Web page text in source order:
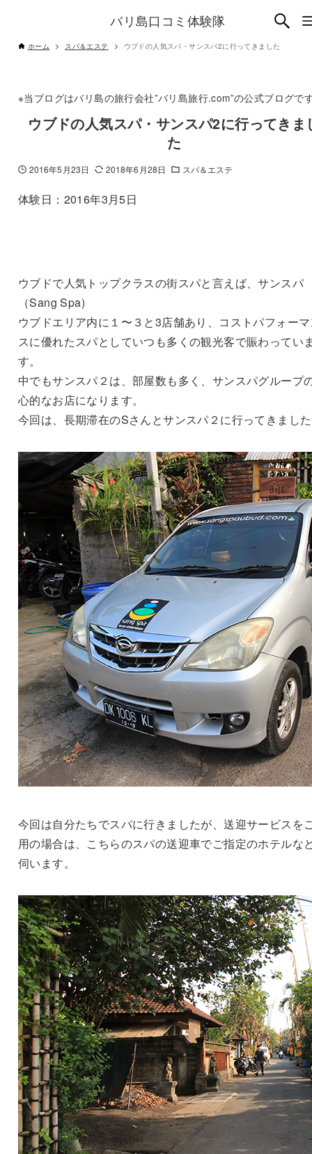
バリ島口コミ体験隊
ホーム スパ＆エステ ウブドの人気スパ・サンスパ2に行ってきました
※当ブログはバリ島の旅行会社”バリ島旅行.com”の公式ブログで
ウブドの人気スパ・サンスパ2に行ってきま
た
2016年5月23日 2018年6月28日 スパ＆エステ
体験日：2016年3月5日
ウブドで人気トップクラスの街スパと言えば、サンスパ
（Sang Spa)
ウブドエリア内に１〜３と3店舗あり、コストパフォー
スに優れたスパとしていつも多くの観光客で賑わってい
す。
中でもサンスパ２は、部屋数も多く、サンスパグループ
心的なお店になります。
今回は、長期滞在のSさんとサンスパ２に行ってきまし
今回は自分たちでスパに行きましたが、送迎サービスを
用の場合は、こちらのスパの送迎車でご指定のホテルな
伺います。